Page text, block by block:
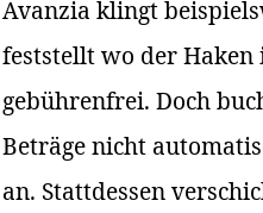
Avanzia klingt
feststellt wo der Haken
gebührenfrei. Doch
Beträge nicht
an. Stattdessen